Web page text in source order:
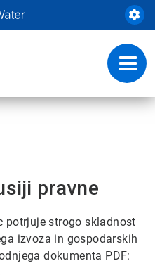
pravne
potrjuje strogo skladnost
izvoza in gospodarskih
dokumenta PDF: